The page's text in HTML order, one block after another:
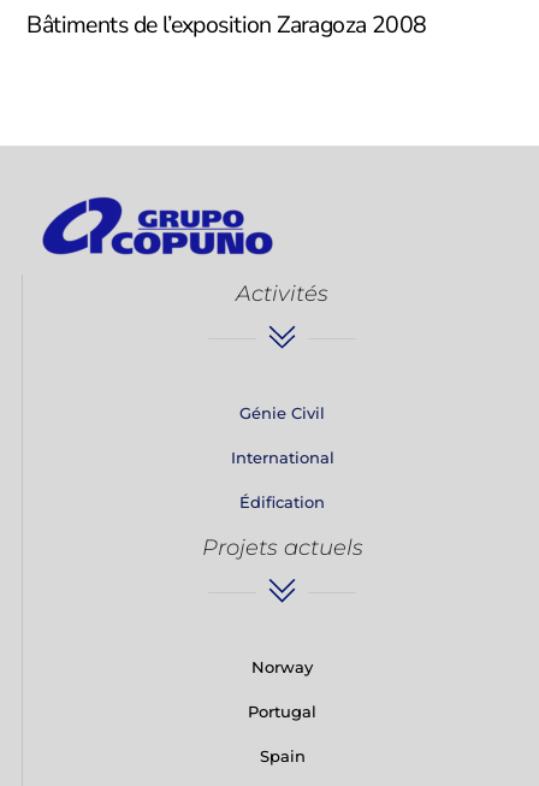
Bâtiments de l’exposition Zaragoza 2008
Activités
Génie Civil
International
Édification
Projets actuels
Norway
Portugal
Spain